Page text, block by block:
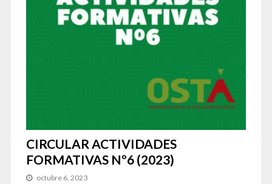
CIRCULAR ACTIVIDADES
FORMATIVAS Nº6 (2023)
octubre 6, 2023